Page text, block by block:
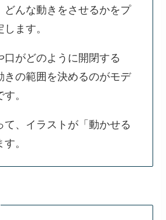
どんな動きをさせるかをプ
ます。
口がどのように開閉する
きの範囲を決めるのがモデ
。
て、イラストが「動かせる
。